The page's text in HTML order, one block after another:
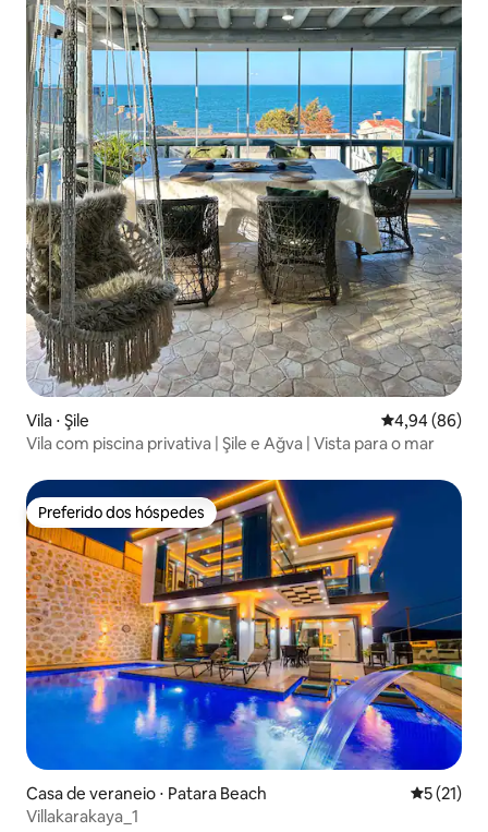
Vila ⋅ Şile 4,94 de uma
4,94 (86)
Vila com piscina privativa | Şile e Ağva | Vista para o mar
Preferido dos hóspedes
Preferido dos hóspedes
Casa de veraneio ⋅ Patara Beach 5 de uma
5 (21)
Villakarakaya_1